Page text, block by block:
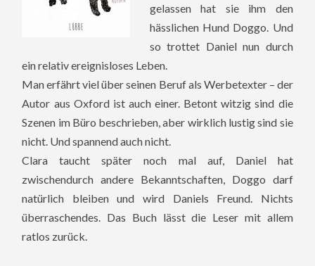
gelassen hat sie ihm den
hässlichen Hund Doggo. Und
so trottet Daniel nun durch
ein relativ ereignisloses Leben.
Man erfährt viel über seinen Beruf als Werbetexter – der
Autor aus Oxford ist auch einer. Betont witzig sind die
Szenen im Büro beschrieben, aber wirklich lustig sind sie
nicht. Und spannend auch nicht.
Clara taucht später noch mal auf, Daniel hat
zwischendurch andere Bekanntschaften, Doggo darf
natürlich bleiben und wird Daniels Freund. Nichts
überraschendes. Das Buch lässt die Leser mit allem
ratlos zurück.